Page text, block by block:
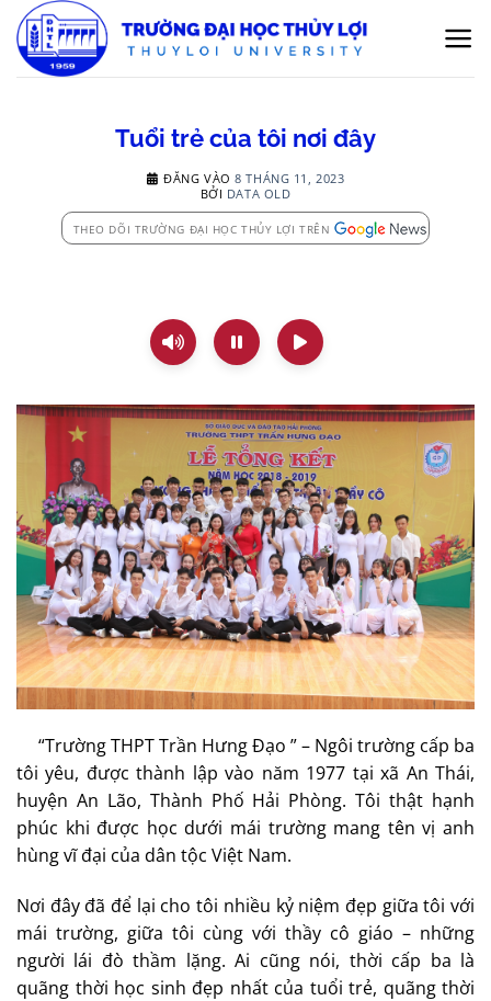
qua
nội
Tuổi trẻ của tôi nơi đây
ĐĂNG VÀO8 THÁNG 11, 2023
BỞI DATA OLD
THEO DÕI TRƯỜNG ĐẠI HỌC THỦY LỢI TRÊN
“Trường THPT Trần Hưng Đạo ” – Ngôi trường cấp ba
tôi yêu, được thành lập vào năm 1977 tại xã An Thái,
huyện An Lão, Thành Phố Hải Phòng. Tôi thật hạnh
phúc khi được học dưới mái trường mang tên vị anh
hùng vĩ đại của dân tộc Việt Nam.
Nơi đây đã để lại cho tôi nhiều kỷ niệm đẹp giữa tôi với
mái trường, giữa tôi cùng với thầy cô giáo – những
người lái đò thầm lặng. Ai cũng nói, thời cấp ba là
quãng thời học sinh đẹp nhất của tuổi trẻ, quãng thời